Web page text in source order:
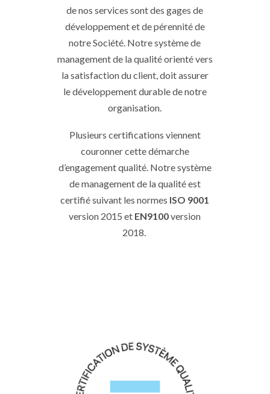
de nos services sont des gages de
développement et de pérennité de
notre Société. Notre système de
management de la qualité orienté vers
la satisfaction du client, doit assurer
le développement durable de notre
organisation.
Plusieurs certifications viennent
couronner cette démarche
d’engagement qualité. Notre système
de management de la qualité est
certifié suivant les normes ISO 9001
version 2015 et EN9100version
2018.